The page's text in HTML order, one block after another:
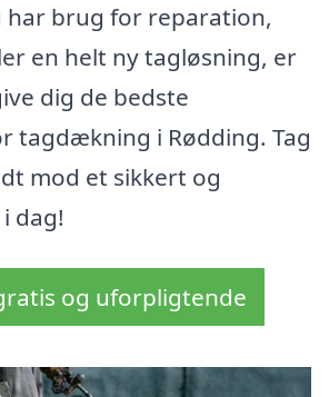
har brug for reparation,
en helt ny tagløsning, er
dig de bedste
tagdækning i Rødding. Tag
mod et sikkert og
dag!
og uforpligtende